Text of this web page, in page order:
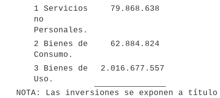
1 Servicios
no
Personales.
79.868.638
2 Bienes de
Consumo.
62.884.824
3 Bienes de
Uso.
NOTA: Las inversiones se exponen a título